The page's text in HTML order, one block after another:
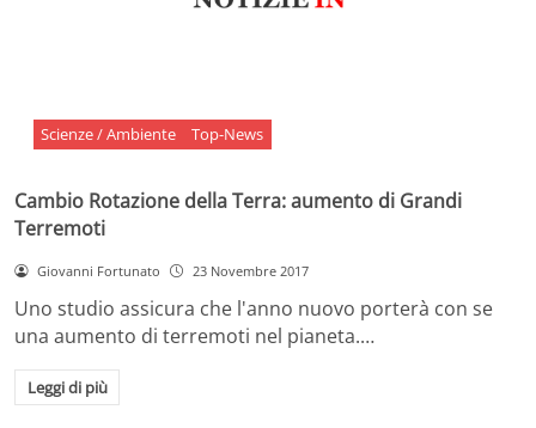
Scienze / Ambiente Top-News
Cambio Rotazione della Terra: aumento di Grandi
Terremoti
Giovanni Fortunato 23 Novembre 2017
Uno studio assicura che l'anno nuovo porterà con se
una aumento di terremoti nel pianeta.…
Leggi di più